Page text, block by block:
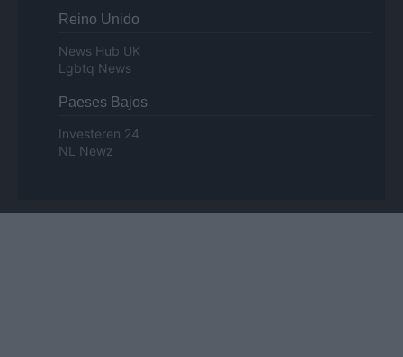
Reino Unido
News Hub UK
Lgbtq News
Paeses Bajos
Investeren 24
NL Newz